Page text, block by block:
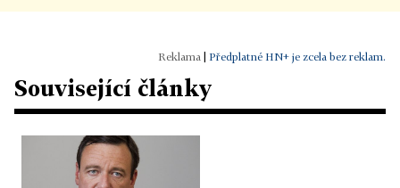
Předplatné HN+ je zcela bez reklam.
Související články